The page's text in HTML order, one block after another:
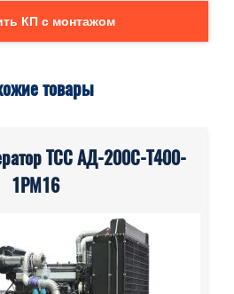
КП с монтажом
товары
ТСС АД-200С-Т400-
1РМ16